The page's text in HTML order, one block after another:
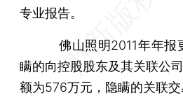
专业报告。
佛山照明2011年年报更
瞒的向控股股东及其关联公
额为576万元，隐瞒的关联交